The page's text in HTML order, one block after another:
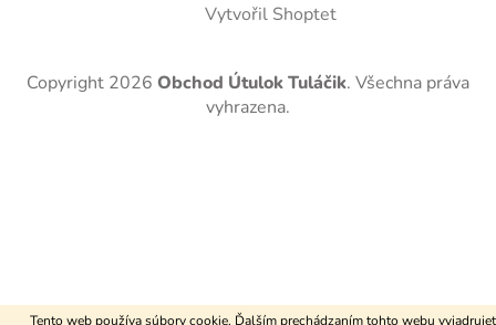
Tento web používa súbory cookie. Ďalším prechádzaním tohto webu
Vytvořil Shoptet
Copyright 2026 Obchod Útulok Tuláčik. Všechna práva
vyhrazena.